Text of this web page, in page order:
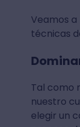
Veamos
técnicas
Tal como
nuestro
elegir un